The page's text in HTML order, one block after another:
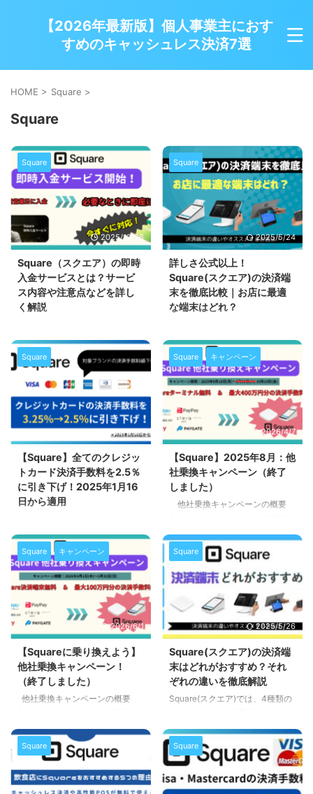
【2026年最新版】個人事業主におす
すめのキャッシュレス決済7選
HOME > Square >
Square
Square
2025/12/26
Square（スクエア）の即時
入金サービスとは？サービ
ス内容や注意点などを詳し
く解説
12月23日より「即時入金サービ
ス」の提供を開始しました。 こ
れにより従来の翌営業日入金や週
次入金に加え、売上金をいつでも
好きなタイミングで銀行口座に入
金できるようになります。 即時
入金サービスとは Square（スク
エア）の即時入金サービスは、決
済した売上金をいつでも必要なタ
イミングで登録した銀行口座へ入
金できる機能です。 これまでは
三井住友銀行・みずほ銀行であれ
ば翌営業日に、その他の金融機関
が、即時入金サービスを利用する
...
Square
2025/5/24
詳しさ公式以上！
Square(スクエア)の決済端
末を徹底比較｜お店に最適
な端末はどれ？
レス決済に4種類の決済端末と、
決済端末としてスマートフォンを
使ったスマホでタッチ決済を選ぶ
ことができます。 この記事で
は、Squareの各決済端末の詳細
とその違い、お店に合った決済端
末の選び方などを解説していま
す。 Squareで実施中のキャンペ
ーン Squareの決済端末の比較一
覧表 Squareで使用する5種類の
決済端末の比較表です。 ＊表は
横にスクロール出来ます 決済端
末 1．Squareリーダー 2．
Square
2025/5/26
【Square】全てのクレジッ
トカード決済手数料を2.5％
に引き下げ！2025年1月16
日から適用
Square(スクエア)では、2025年1
月16日から「Visa」と
「MasterCard」に引き続き、
JCB、American Express、
Diners Club、DISCOVERの決済
手数料を2.5％に引き下げまし
た。 クレジットカードの手数料
引き下げの対象となるのは、次の
条件を満たした事業者です。 と
なっています。 手数料引き下げ
対象の決済ブランド 2025年1月
16日から引き下げられる決済ブラ
ンドは「JCB」「American
Square キャンペーン
2026/4/7
【Square】2025年8月：他
社乗換キャンペーン（終了
しました）
他社乗換キャンペーンの概要
月18日(月)～10月10日(金)の期間
中、他社からの乗換コスト0円＆
決済端末がもらえる他社乗換キャ
ンペーンを実施中です。 他社乗
ーン期間 他社乗換キャンペーン
の期間は、2025年8月18日(月)0
時から10月10日(金)23時59分ま
でとなっています。 キャンペー
ンの適用条件 他社乗換キャンペ
ーンの適用条件は次の通りです。
指定のキャンペーン申込フォーム
からお申し ...
Square キャンペーン
2026/6/1
【Squareに乗り換えよう】
他社乗換キャンペーン！
（終了しました）
他社乗換キャンペーンの概要
中、他社からの乗換コスト0円＆
決済端末がもらえる他社乗換キャ
ンペーンを実施中です。 他社乗
換キャンペーンの詳細 キャンペ
Square
2025/5/26
Square(スクエア)の決済端
末はどれがおすすめ？それ
ぞれの違いを徹底解説
Square(スクエア)では、4種類の
ホでタッチ決済」を提供していま
す。 このページではSquareの各
決済端末の違いと、おすすめのお
店を分かりやすく解説していきま
Square Square